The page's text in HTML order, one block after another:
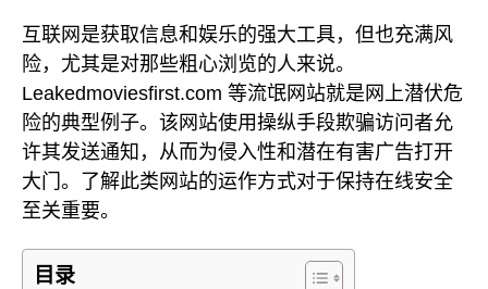
互联网是获取信息和娱乐的强大工具，但也充满风
险，尤其是对那些粗心浏览的人来说。
Leakedmoviesfirst.com 等流氓网站就是网上潜伏危
险的典型例子。该网站使用操纵手段欺骗访问者允
许其发送通知，从而为侵入性和潜在有害广告打开
大门。了解此类网站的运作方式对于保持在线安全
至关重要。
目录